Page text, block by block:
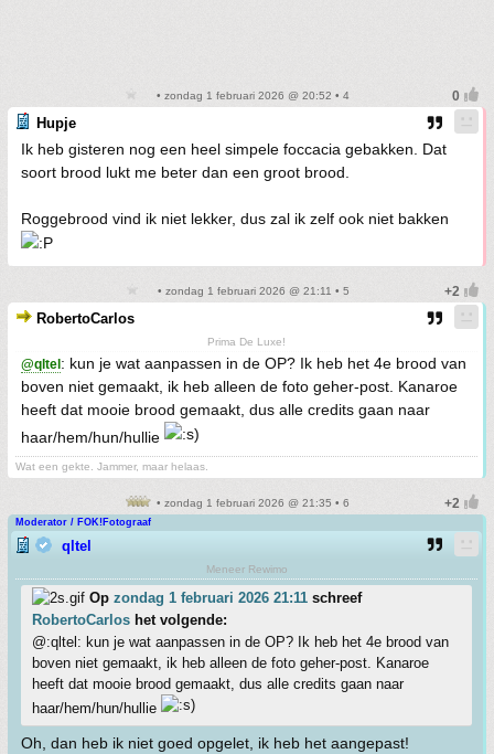
• zondag 1 februari 2026 @ 20:52 • 4
Hupje
Ik heb gisteren nog een heel simpele foccacia gebakken. Dat
soort brood lukt me beter dan een groot brood.
Roggebrood vind ik niet lekker, dus zal ik zelf ook niet bakken
• zondag 1 februari 2026 @ 21:11 • 5
RobertoCarlos
Prima De Luxe!
@qltel : kun je wat aanpassen in de OP? Ik heb het 4e brood van
boven niet gemaakt, ik heb alleen de foto geher-post. Kanaroe
heeft dat mooie brood gemaakt, dus alle credits gaan naar
haar/hem/hun/hullie
Wat een gekte. Jammer, maar helaas.
• zondag 1 februari 2026 @ 21:35 • 6
Moderator / FOK!Fotograaf
qltel
Meneer Rewimo
Op zondag 1 februari 2026 21:11 schreef
RobertoCarlos het volgende:
@:qltel: kun je wat aanpassen in de OP? Ik heb het 4e brood van
boven niet gemaakt, ik heb alleen de foto geher-post. Kanaroe
heeft dat mooie brood gemaakt, dus alle credits gaan naar
haar/hem/hun/hullie
Oh, dan heb ik niet goed opgelet, ik heb het aangepast!